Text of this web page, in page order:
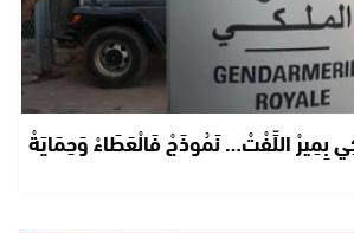
بِمِيرْ اللِّفْتْ… نَمُوذَجْ فَالْعَطَاءْ وَحِمَايَةْ